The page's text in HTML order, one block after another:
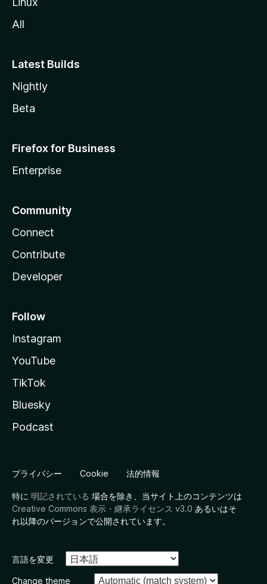
All
Latest Builds
Nightly
Beta
Firefox for Business
Enterprise
Community
Connect
Contribute
Developer
Follow
Instagram
YouTube
TikTok
Bluesky
Podcast
プライバシー Cookie 法的情報
特に 明記されている 場合を除き、当サイト上のコンテンツは
Creative Commons 表示・継承ライセンス v3.0 あるいはそ
れ以降のバージョンで公開されています。
言語を変更
Change theme